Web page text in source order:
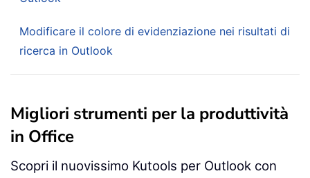
Modificare il colore di evidenziazione nei risultati di
ricerca in Outlook
Migliori strumenti per la produttività
in Office
Scopri il nuovissimo Kutools per Outlook con